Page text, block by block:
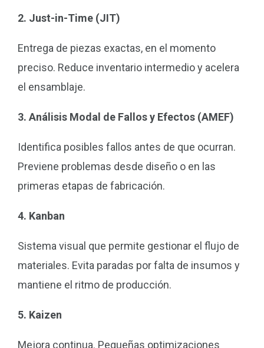
2. Just-in-Time (JIT)
Entrega de piezas exactas, en el momento
preciso. Reduce inventario intermedio y acelera
el ensamblaje.
3. Análisis Modal de Fallos y Efectos (AMEF)
Identifica posibles fallos antes de que ocurran.
Previene problemas desde diseño o en las
primeras etapas de fabricación.
4. Kanban
Sistema visual que permite gestionar el flujo de
materiales. Evita paradas por falta de insumos y
mantiene el ritmo de producción.
5. Kaizen
Mejora continua. Pequeñas optimizaciones